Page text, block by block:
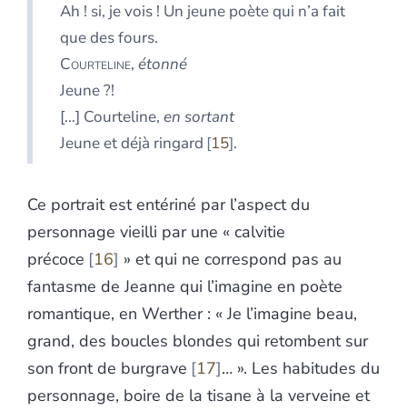
Ah ! si, je vois ! Un jeune poète qui n’a fait
que des fours.
Courteline, étonné
Jeune ?!
[…] Courteline, en sortant
Jeune et déjà ringard 15 .
Ce portrait est entériné par l’aspect du
personnage vieilli par une « calvitie
précoce 16 » et qui ne correspond pas au
fantasme de Jeanne qui l’imagine en poète
romantique, en Werther : « Je l’imagine beau,
grand, des boucles blondes qui retombent sur
son front de burgrave 17 … ». Les habitudes du
personnage, boire de la tisane à la verveine et